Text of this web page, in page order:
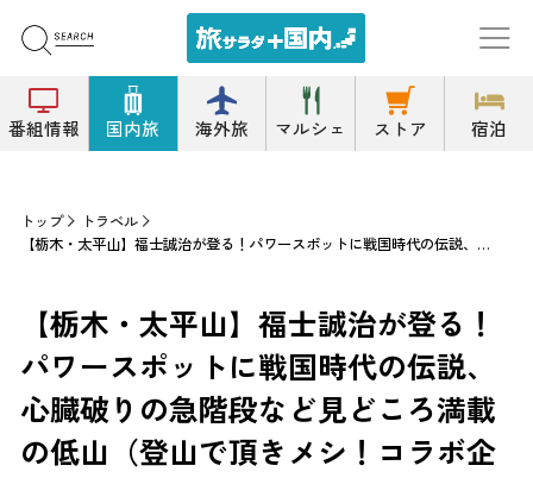
番組情報 国内旅 海外旅 マルシェ ストア 宿泊
トップ
トラベル
【栃木・太平山】福士誠治が登る！パワースポットに戦国時代の伝説、心臓破りの急階段など見どころ満載の低山（登山で頂きメシ！コラボ企画）
【栃木・太平山】福士誠治が登る！
パワースポットに戦国時代の伝説、
心臓破りの急階段など見どころ満載
の低山（登山で頂きメシ！コラボ企